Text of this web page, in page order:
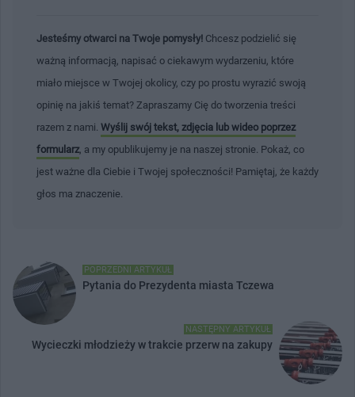
Jesteśmy otwarci na Twoje pomysły! Chcesz podzielić się
ważną informacją, napisać o ciekawym wydarzeniu, które
miało miejsce w Twojej okolicy, czy po prostu wyrazić swoją
opinię na jakiś temat? Zapraszamy Cię do tworzenia treści
razem z nami. Wyślij swój tekst, zdjęcia lub wideo poprzez
formularz , a my opublikujemy je na naszej stronie. Pokaż, co
jest ważne dla Ciebie i Twojej społeczności! Pamiętaj, że każdy
głos ma znaczenie.
POPRZEDNI ARTYKUŁ
Pytania do Prezydenta miasta Tczewa
NASTĘPNY ARTYKUŁ
Wycieczki młodzieży w trakcie przerw na zakupy